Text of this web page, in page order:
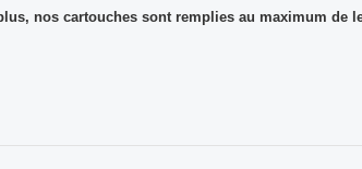
nos cartouches sont remplies au maximum de